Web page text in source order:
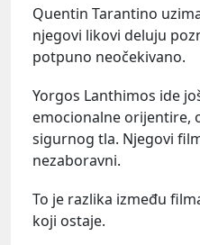
Quentin Tarantino
njegovi likovi deluju
potpuno neočekivano.
Yorgos Lanthimos ide
emocionalne orijentire,
sigurnog tla. Njegovi
nezaboravni.
To je razlika između
koji ostaje.